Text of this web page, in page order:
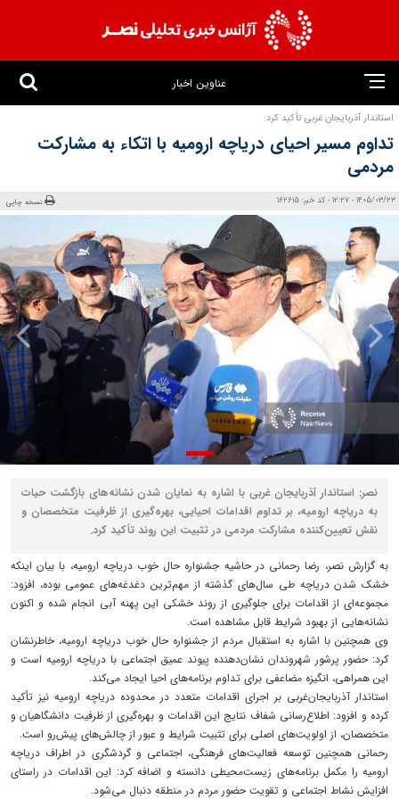
عناوین اخبار
استاندار آذربایجان‌ غربی تأکید کرد:
تداوم مسیر احیای دریاچه ارومیه با اتکاء به مشارکت
مردمی
1405/03/23 - 12:27 - کد خبر: 162615 نسخه چاپی
نصر: استاندار آذربایجان‌ غربی با اشاره به نمایان شدن نشانه‌های بازگشت حیات
به دریاچه ارومیه، بر تداوم اقدامات احیایی، بهره‌گیری از ظرفیت متخصصان و
نقش تعیین‌کننده مشارکت مردمی در تثبیت این روند تأکید کرد.
به گزارش نصر، رضا رحمانی در حاشیه جشنواره حال خوب دریاچه ارومیه، با بیان اینکه
خشک شدن دریاچه طی سال‌های گذشته از مهم‌ترین دغدغه‌های عمومی بوده، افزود:
مجموعه‌ای از اقدامات برای جلوگیری از روند خشکی این پهنه آبی انجام شده و اکنون
نشانه‌هایی از بهبود شرایط قابل مشاهده است.
وی همچنین با اشاره به استقبال مردم از جشنواره حال خوب دریاچه ارومیه، خاطرنشان
کرد: حضور پرشور شهروندان نشان‌دهنده پیوند عمیق اجتماعی با دریاچه ارومیه است و
این همراهی، انگیزه مضاعفی برای تداوم برنامه‌های احیا ایجاد می‌کند.
استاندار آذربایجان‌غربی بر اجرای اقدامات متعدد در محدوده دریاچه ارومیه نیز تأکید
کرده و افزود: اطلاع‌رسانی شفاف نتایج این اقدامات و بهره‌گیری از ظرفیت دانشگاهیان و
متخصصان، از اولویت‌های اصلی برای تثبیت شرایط و عبور از چالش‌های پیش‌رو است.
رحمانی همچنین توسعه فعالیت‌های فرهنگی، اجتماعی و گردشگری در اطراف دریاچه
ارومیه را مکمل برنامه‌های زیست‌محیطی دانسته و اضافه کرد: این اقدامات در راستای
افزایش نشاط اجتماعی و تقویت حضور مردم در منطقه دنبال می‌شود.